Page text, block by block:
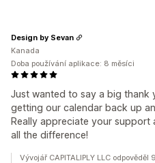
Just wanted to say a big
getting our calendar back up
Really appreciate your
all the difference!
Design by Sevan
Kanada
Doba používání aplikace: 8 měsíci
Vývojář CAPITALIPLY LLC odpověděl